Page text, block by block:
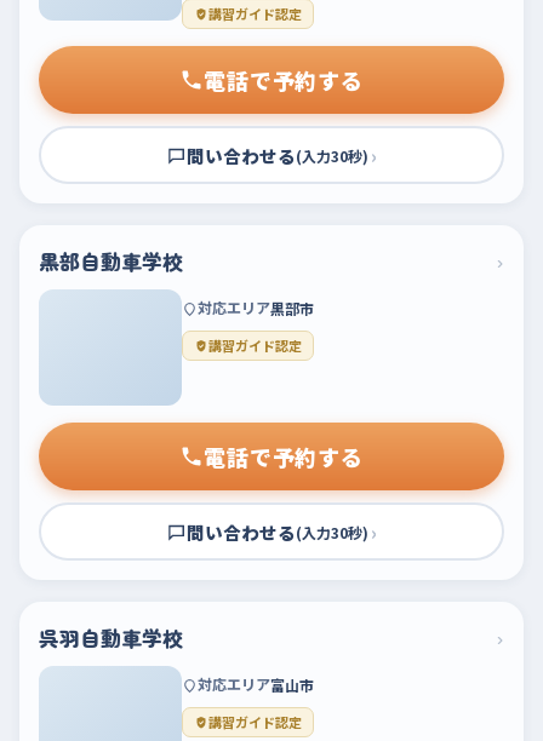
講習ガイド認定
電話で予約する
問い合わせる(入力30秒) ›
黒部自動車学校 ›
対応エリア黒部市
講習ガイド認定
電話で予約する
問い合わせる(入力30秒) ›
呉羽自動車学校 ›
対応エリア富山市
講習ガイド認定